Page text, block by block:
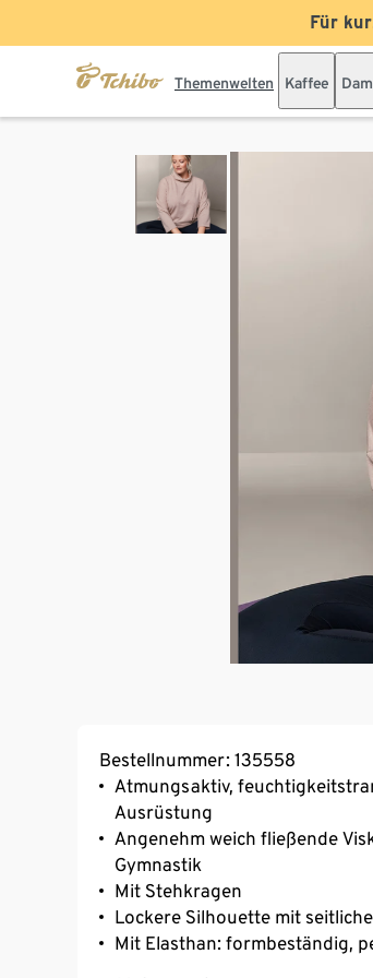
Für
Themenwelten Kaffee
Bestellnummer: 135558
Atmungsaktiv,
Ausrüstung
Angenehm weich fließende
Gymnastik
Mit Stehkragen
Lockere Silhouette mit
Mit Elasthan: formbeständig,
7/8-Ärmel